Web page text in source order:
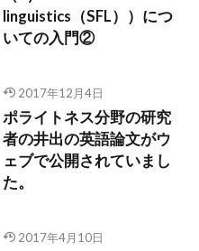
linguistics（SFL））につ
いての入門②
2017年12月4日
ポライトネス分野の研究
者の井出の英語論文がウ
ェブで公開されていまし
た。
2017年4月10日